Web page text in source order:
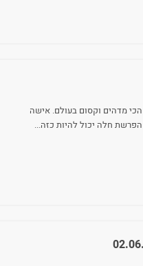
מדהים וקסום בעולם. אישה
חלה יכול להיות כזה...